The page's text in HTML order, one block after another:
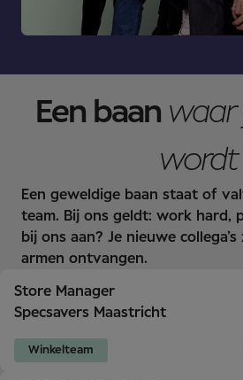
Een baan waar
wordt
Een geweldige baan staat of
team. Bij ons geldt: work hard,
bij ons aan? Je nieuwe
armen ontvangen.
Store Manager
Specsavers Maastricht
Winkelteam